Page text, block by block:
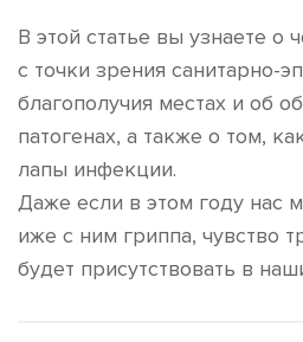
В этой статье вы узнаете о
с точки зрения санитарно-
благополучия местах и об
патогенах, а также о том,
лапы инфекции.
Даже если в этом году нас
иже с ним гриппа, чувство
будет присутствовать в